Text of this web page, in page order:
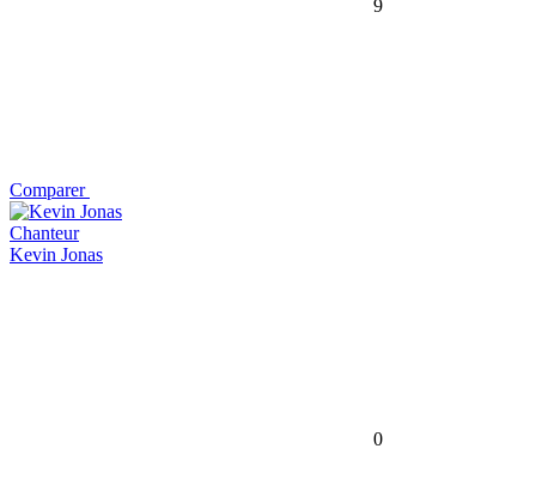
9
Comparer
Chanteur
Kevin Jonas
0